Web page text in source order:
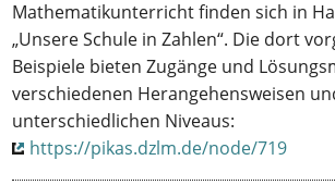
Mathematikunterricht finden sich in
„Unsere Schule in Zahlen“. Die dort
Beispiele bieten Zugänge und
verschiedenen Herangehensweisen
unterschiedlichen Niveaus:
https://pikas.dzlm.de/node/719